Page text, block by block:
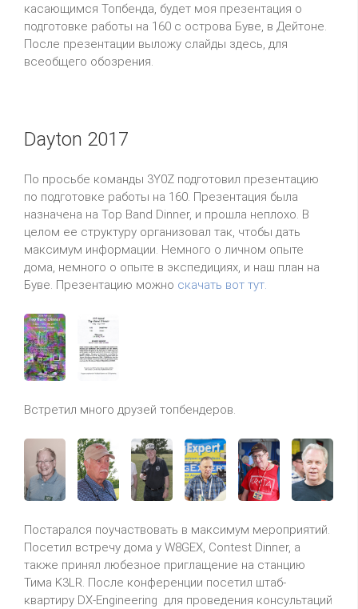
касающимся Топбенда, будет моя презентация о
подготовке работы на 160 с острова Буве, в Дейтоне.
После презентации выложу слайды здесь, для
всеобщего обозрения.
Dayton 2017
По просьбе команды 3Y0Z подготовил презентацию
по подготовке работы на 160. Презентация была
назначена на Top Band Dinner, и прошла неплохо. В
целом ее структуру организовал так, чтобы дать
максимум информации. Немного о личном опыте
дома, немного о опыте в экспедициях, и наш план на
Буве. Презентацию можно скачать вот тут.
Встретил много друзей топбендеров.
Постарался поучаствовать в максимум мероприятий.
Посетил встречу дома у W8GEX, Contest Dinner, а
также принял любезное приглащение на станцию
Тима K3LR. После конференции посетил штаб-
квартиру DX-Engineering для проведения консультаций